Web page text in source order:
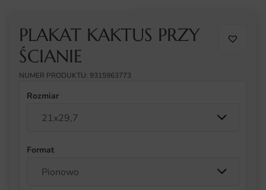
PLAKAT KAKTUS PRZY
ŚCIANIE
NUMER PRODUKTU: 9315963773
Rozmiar
Format